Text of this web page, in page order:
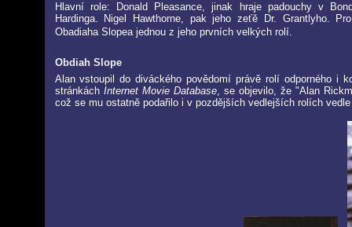
Hlavní role: Donald Pleasance, jinak hraje padouchy v
Hardinga. Nigel Hawthorne, pak jeho zeťě Dr. Grantlyho.
Obadiaha Slopea jednou z jeho prvních velkých rolí.
Obdiah Slope
Alan vstoupil do diváckého povědomí právě rolí odporného i
stránkách Internet Movie Database, se objevilo, že "Alan
což se mu ostatně podařilo i v pozdějších vedlejších rolích